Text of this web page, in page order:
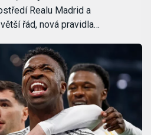
Realu Madrid a
řád, nová pravidla…